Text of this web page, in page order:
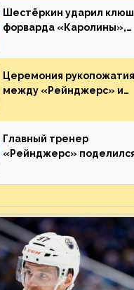
Шестёркин ударил
форварда «Каролины»,
пятаке. Видео
Церемония рукопожатия
между «Рейнджерс» и
матча плей-офф. Видео
Главный тренер
«Рейнджерс»
предстоящего финала